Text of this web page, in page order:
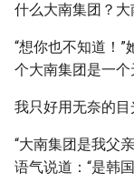
什么大南集团？大
“想你也不知道！
个大南集团是一个
我只好用无奈的目
“大南集团是我父
语气说道：“是韩